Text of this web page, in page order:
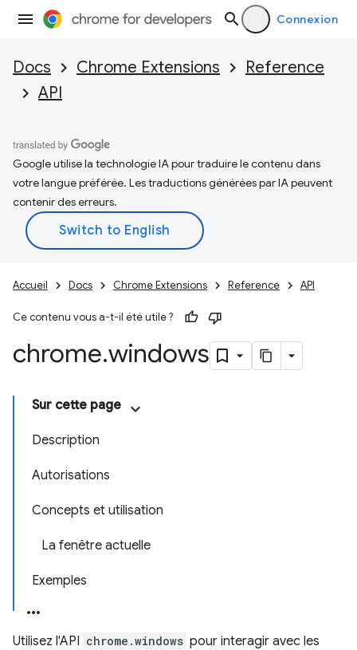
Connexion
Docs Chrome Extensions
Reference
API
Google utilise la technologie IA pour traduire le contenu dans
votre langue préférée. Les traductions générées par IA peuvent
contenir des erreurs.
Accueil Docs Chrome Extensions Reference API
Ce contenu vous a-t-il été utile ?
chrome.windows
Sur cette page
Description
Autorisations
Concepts et utilisation
La fenêtre actuelle
Exemples
Utilisez l'API chrome.windows pour interagir avec les